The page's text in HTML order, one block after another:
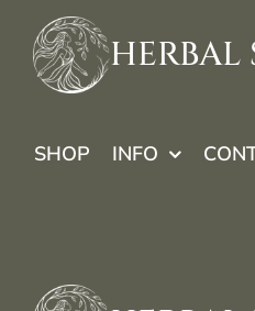
content
HERBAL
SHOP INFO